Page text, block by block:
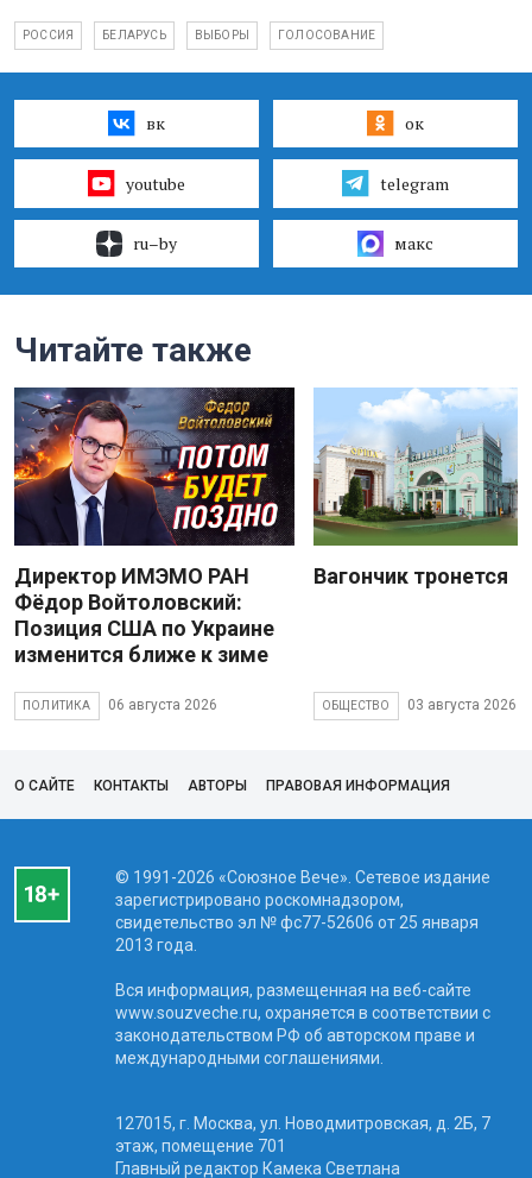
РОССИЯ БЕЛАРУСЬ ВЫБОРЫ ГОЛОСОВАНИЕ
вк ок
youtube telegram
ru–by макс
Читайте также
Директор ИМЭМО РАН
Фёдор Войтоловский:
Позиция США по Украине
изменится ближе к зиме
ПОЛИТИКА 06 августа 2026
Вагончик тронется
ОБЩЕСТВО 03 августа 2026
О САЙТЕ КОНТАКТЫ АВТОРЫ ПРАВОВАЯ ИНФОРМАЦИЯ
© 1991-2026 «Союзное Вече». Сетевое издание
зарегистрировано роскомнадзором,
свидетельство эл № фc77-52606 от 25 января
2013 года.
Вся информация, размещенная на веб-сайте
www.souzveche.ru, охраняется в соответствии с
законодательством РФ об авторском праве и
международными соглашениями.
127015, г. Москва, ул. Новодмитровская, д. 2Б, 7
этаж, помещение 701
Главный редактор Камека Светлана